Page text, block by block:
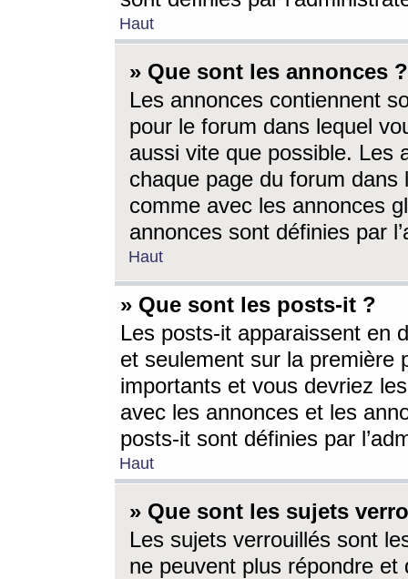
Haut
» Que sont les annonces ?
Les annonces contiennent
pour le forum dans lequel
aussi vite que possible. Les
chaque page du forum dans
comme avec les annonces
annonces sont définies par
Haut
» Que sont les posts-it ?
Les posts-it apparaissent en
et seulement sur la première
importants et vous devriez
avec les annonces et les
posts-it sont définies par
Haut
» Que sont les sujets
Les sujets verrouillés sont
ne peuvent plus répondre